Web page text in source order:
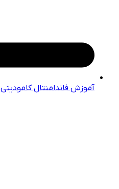
آموزش فاندامنتال کامودیتی